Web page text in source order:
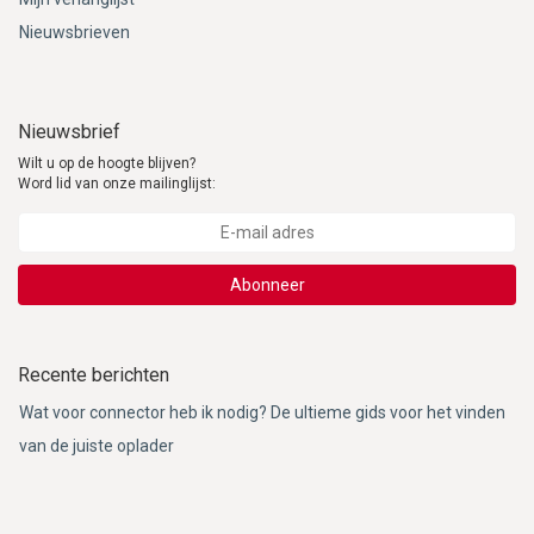
Nieuwsbrieven
Nieuwsbrief
Wilt u op de hoogte blijven?
Word lid van onze mailinglijst:
Abonneer
Recente berichten
Wat voor connector heb ik nodig? De ultieme gids voor het vinden
van de juiste oplader